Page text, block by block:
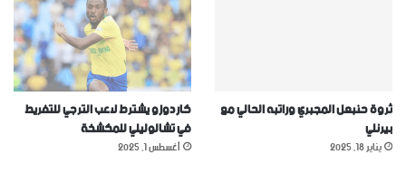
ثروة حنبعل المجبري وراتبه الحالي مع
بيرنلي
يناير 18, 2025
كاردوزو يشترط لاعب الترجي للتفريط
في تشالوليلي للمكشخة
أغسطس 1, 2025